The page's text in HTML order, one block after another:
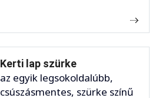
Kerti lap szürke
az egyik legsokoldalúbb,
csúszásmentes, szürke színű